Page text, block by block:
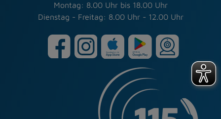
Montag: 8.00 Uhr bis 18.00 Uhr
Dienstag - Freitag: 8.00 Uhr - 12.00 Uhr